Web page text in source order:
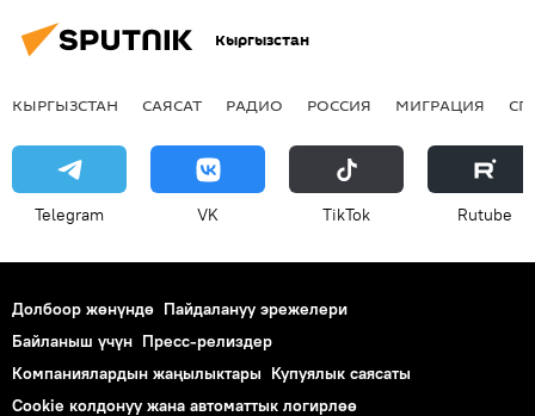
Кыргызстан
КЫРГЫЗСТАН САЯСАТ РАДИО РОССИЯ МИГРАЦИЯ
Telegram VK ТikТоk Rutube
Долбоор жөнүндө Пайдалануу эрежелери
Байланыш үчүн Пресс-релиздер
Компаниялардын жаңылыктары Купуялык саясаты
Cookie колдонуу жана автоматтык логирлөө